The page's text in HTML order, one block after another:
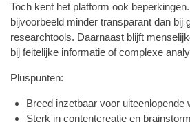
Toch kent het platform ook
bijvoorbeeld minder transparant dan bij
researchtools. Daarnaast blijft
bij feitelijke informatie of complexe
Pluspunten:
Breed inzetbaar voor uiteenlopende
Sterk in contentcreatie en